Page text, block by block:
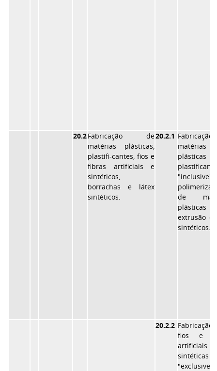
20.2Fabricação de
matérias plásticas,
plastifi-cantes, fios e
fibras artificiais e
sintéticos,
borrachas e látex
sintéticos.
20.2.1
matérias
de
plásticas
extrusão
sintéticos.
20.2.2
fios e
sintéticas
"exclusive"